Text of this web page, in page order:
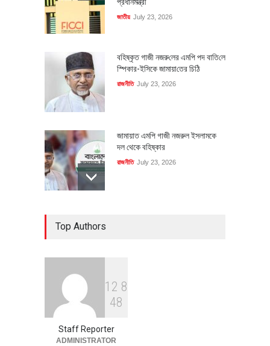
জাতীয় July 23, 2026
বহিষ্কৃত গাজী নজরু‌লের এম‌পি পদ বা‌তি‌লে
স্পিকার-ইসিকে জামায়া‌তের চি‌ঠি
রাজনীতি July 23, 2026
জামায়াত এমপি গাজী নজরুল ইসলামকে
দল থেকে বহিষ্কার
রাজনীতি July 23, 2026
বৈশ্বিক প্রতিযোগিতা সক্ষমতা বাড়াতে
পোশাক শিল্পে নতুন উদ্যোগ
Top Authors
1 2 8
48
Staff Reporter
ADMINISTRATOR